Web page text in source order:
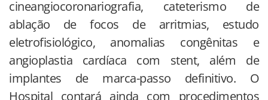
cineangiocoronariografia, cateterismo de
ablação de focos de arritmias, estudo
eletrofisiológico, anomalias congênitas e
angioplastia cardíaca com stent, além de
implantes de marca-passo definitivo. O
Hospital contará ainda com procedimentos